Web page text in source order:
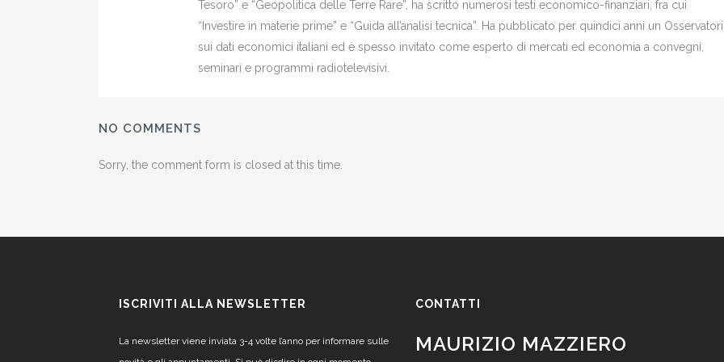
Tesoro” e “Geopolitica delle Terre Rare”, ha scritto numerosi testi economico-finanziari, fra cui
“Investire in materie prime” e “Guida all’analisi tecnica”. Ha pubblicato per quindici anni un
sui dati economici italiani ed è spesso invitato come esperto di mercati ed economia a convegni,
seminari e programmi radiotelevisivi.
NO COMMENTS
Sorry, the comment form is closed at this time.
ISCRIVITI ALLA NEWSLETTER
La newsletter viene inviata 3-4 volte l’anno per informare sulle
CONTATTI
MAURIZIO MAZZIERO